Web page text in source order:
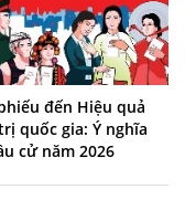
đến Hiệu quả
quốc gia: Ý nghĩa
cử năm 2026